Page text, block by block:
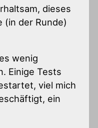
dieses
(in der Runde)
wenig
Einige Tests
viel mich
ein